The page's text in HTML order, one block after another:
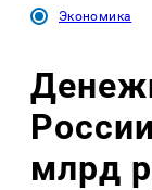
Экономика
млрд